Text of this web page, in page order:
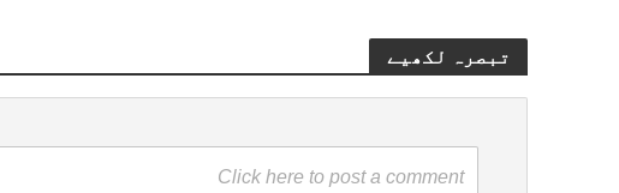
تبصرہ لکھیے
Click here to post a comment